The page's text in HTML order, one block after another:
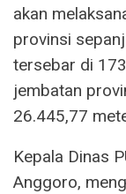
akan
provinsi
tersebar di
jembatan
26.445,77
Kepala Dinas
Anggoro,